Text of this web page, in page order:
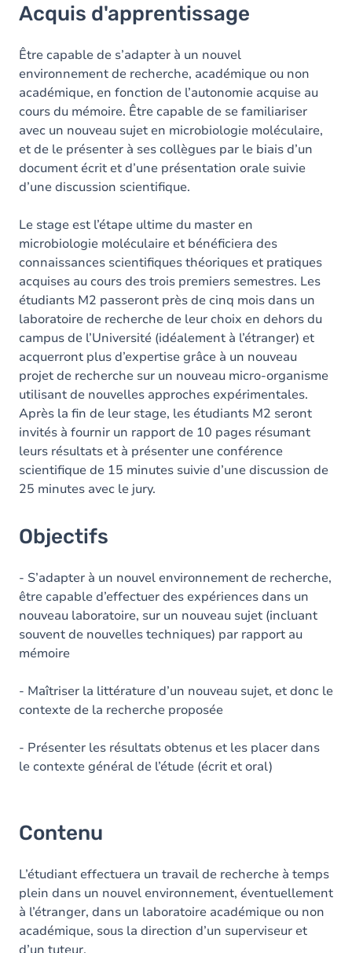
Objectifs
Contenu
Acquis d'apprentissage
Être capable de s’adapter à un nouvel
environnement de recherche, académique ou non
académique, en fonction de l’autonomie acquise au
cours du mémoire. Être capable de se familiariser
avec un nouveau sujet en microbiologie moléculaire,
et de le présenter à ses collègues par le biais d’un
document écrit et d’une présentation orale suivie
d’une discussion scientifique.
Le stage est l’étape ultime du master en
microbiologie moléculaire et bénéficiera des
connaissances scientifiques théoriques et pratiques
acquises au cours des trois premiers semestres. Les
étudiants M2 passeront près de cinq mois dans un
laboratoire de recherche de leur choix en dehors du
campus de l’Université (idéalement à l’étranger) et
acquerront plus d’expertise grâce à un nouveau
projet de recherche sur un nouveau micro-organisme
utilisant de nouvelles approches expérimentales.
Après la fin de leur stage, les étudiants M2 seront
invités à fournir un rapport de 10 pages résumant
leurs résultats et à présenter une conférence
scientifique de 15 minutes suivie d’une discussion de
25 minutes avec le jury.
Objectifs
- S’adapter à un nouvel environnement de recherche,
être capable d’effectuer des expériences dans un
nouveau laboratoire, sur un nouveau sujet (incluant
souvent de nouvelles techniques) par rapport au
mémoire
- Maîtriser la littérature d’un nouveau sujet, et donc le
contexte de la recherche proposée
- Présenter les résultats obtenus et les placer dans
le contexte général de l’étude (écrit et oral)
Contenu
L’étudiant effectuera un travail de recherche à temps
plein dans un nouvel environnement, éventuellement
à l’étranger, dans un laboratoire académique ou non
académique, sous la direction d’un superviseur et